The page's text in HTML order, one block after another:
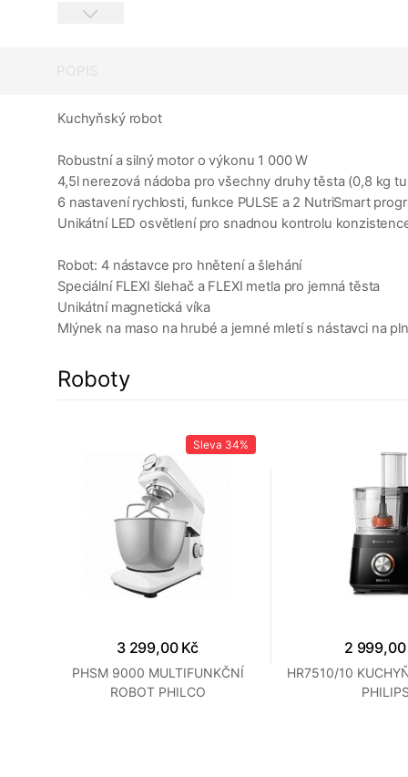
Kuchyňský robot
Robustní a silný motor o výkonu 1 000 W
4,5l nerezová nádoba pro všechny druhy těsta (0,8 kg
6 nastavení rychlosti, funkce PULSE a 2 NutriSmart
Unikátní LED osvětlení pro snadnou kontrolu
Robot: 4 nástavce pro hnětení a šlehání
Speciální FLEXI šlehač a FLEXI metla pro jemná těsta
Unikátní magnetická víka
Mlýnek na maso na hrubé a jemné mletí s nástavci na
Roboty
Sleva 34%
3 299,00 Kč
PHSM 9000 MULTIFUNKČNÍ
ROBOT PHILCO
2 999,00
HR7510/10